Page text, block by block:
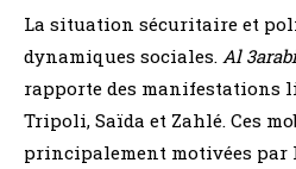
La situation sécuritaire et
dynamiques sociales. Al
rapporte des manifestations
Tripoli, Saïda et Zahlé. Ces
principalement motivées par